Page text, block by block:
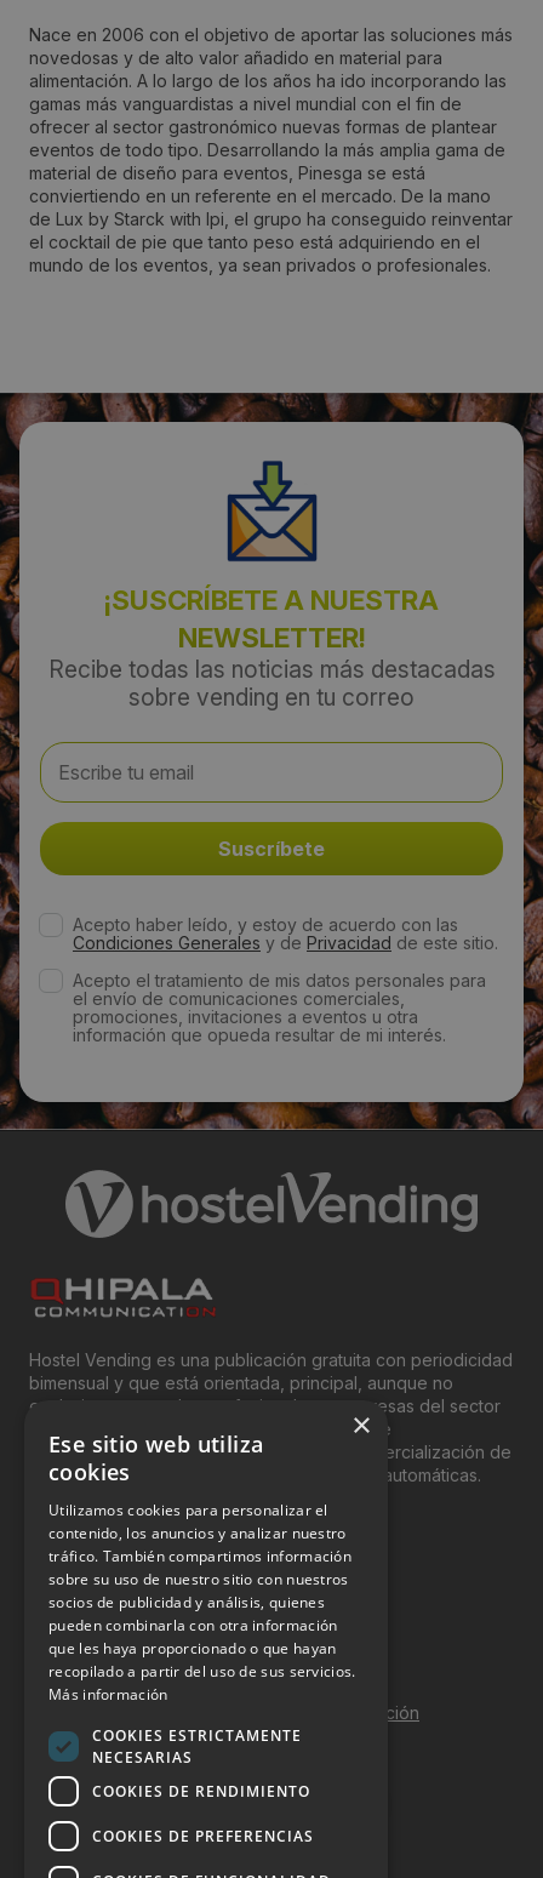
Nace en 2006 con el objetivo de aportar las soluciones más
novedosas y de alto valor añadido en material para
alimentación. A lo largo de los años ha ido incorporando las
gamas más vanguardistas a nivel mundial con el fin de
ofrecer al sector gastronómico nuevas formas de plantear
eventos de todo tipo. Desarrollando la más amplia gama de
material de diseño para eventos, Pinesga se está
conviertiendo en un referente en el mercado. De la mano
de Lux by Starck with Ipi, el grupo ha conseguido reinventar
el cocktail de pie que tanto peso está adquiriendo en el
mundo de los eventos, ya sean privados o profesionales.
Persona de contacto:
Jesús Altarriba
Dirección:
Avda. La Ferreria, 28
Localidad:
08110
Teléfono:
Email:
jag@pinesga.com
pinesga.com
Horario de contacto:
Comercial
Visitas a producto:
Fecha de publicación de producto:
¡SUSCRÍBETE A NUESTRA
NEWSLETTER!
Recibe todas las noticias más destacadas
sobre vending en tu correo
Acepto haber leído, y estoy de acuerdo con las
Condiciones Generales y de Privacidad de este sitio.
Acepto el tratamiento de mis datos personales para
el envío de comunicaciones comerciales,
promociones, invitaciones a eventos u otra
información que opueda resultar de mi interés.
Hostel Vending es una publicación gratuita con periodicidad
bimensual y que está orientada, principal, aunque no
exclusivamente, a los profesionales y empresas del sector
del “Vending”; nombre con el que se conoce
genéricamente entre profesionales a la comercialización de
productos y servicios a través de máquinas automáticas.
INFORMACIÓN LEGAL
Aviso Legal
Política de Privacidad
Política de Cookies
Política de calidad y seguridad de la información
Contacto
DOSSIER Y CONTRATACIÓN
×
Ese sitio web utiliza
cookies
Utilizamos cookies para personalizar el
contenido, los anuncios y analizar nuestro
tráfico. También compartimos información
sobre su uso de nuestro sitio con nuestros
socios de publicidad y análisis, quienes
pueden combinarla con otra información
que les haya proporcionado o que hayan
recopilado a partir del uso de sus servicios.
Más información
COOKIES ESTRICTAMENTE
NECESARIAS
COOKIES DE RENDIMIENTO
COOKIES DE PREFERENCIAS